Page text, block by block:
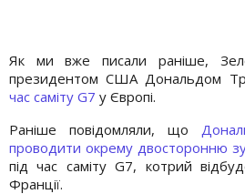
Як ми вже писали раніше,
президентом США Дональдом
час саміту G7 у Європі.
Раніше повідомляли, що
проводити окрему двосторонню
під час саміту G7, котрий
Франції.